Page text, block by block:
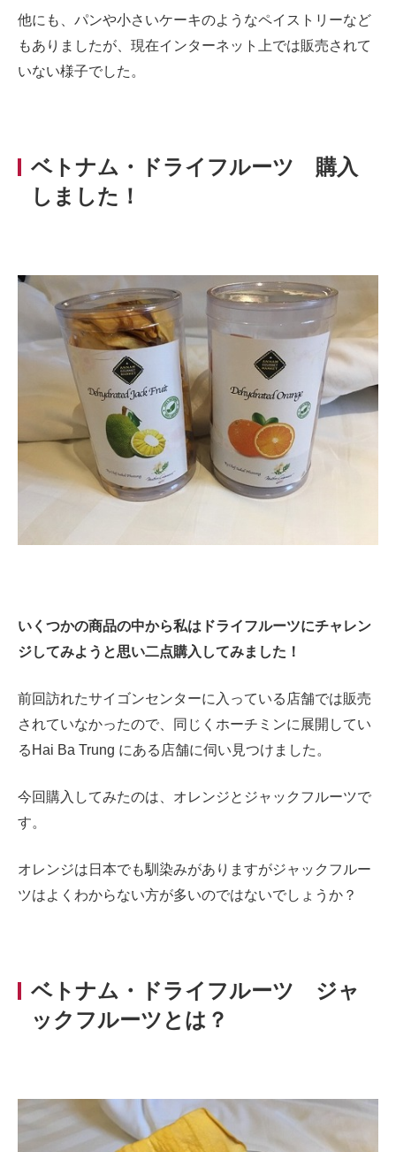
他にも、パンや小さいケーキのようなペイストリーなど
もありましたが、現在インターネット上では販売されて
いない様子でした。
ベトナム・ドライフルーツ 購入
しました！
いくつかの商品の中から私はドライフルーツにチャレン
ジしてみようと思い二点購入してみました！
前回訪れたサイゴンセンターに入っている店舗では販売
されていなかったので、同じくホーチミンに展開してい
るHai Ba Trung にある店舗に伺い見つけました。
今回購入してみたのは、オレンジとジャックフルーツで
す。
オレンジは日本でも馴染みがありますがジャックフルー
ツはよくわからない方が多いのではないでしょうか？
ベトナム・ドライフルーツ ジャ
ックフルーツとは？